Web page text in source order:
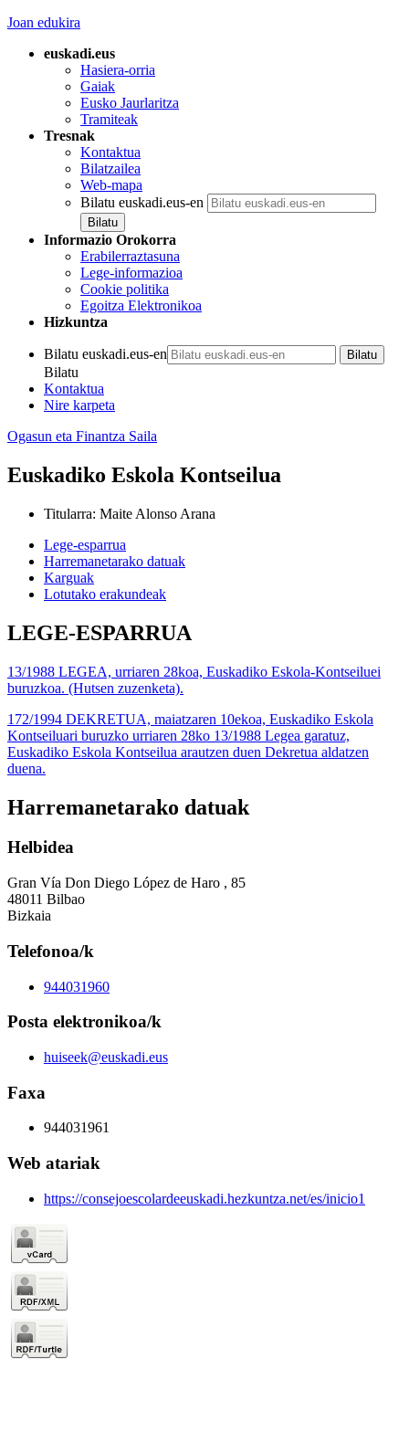
Joan edukira
euskadi.eus
Hasiera-orria
Gaiak
Eusko Jaurlaritza
Tramiteak
Tresnak
Kontaktua
Bilatzailea
Web-mapa
Bilatu euskadi.eus-en
Informazio Orokorra
Erabilerraztasuna
Lege-informazioa
Cookie politika
Egoitza Elektronikoa
Hizkuntza
Bilatu euskadi.eus-en
Bilatu
Kontaktua
Nire karpeta
Ogasun eta Finantza Saila
Euskadiko Eskola Kontseilua
Titularra: Maite Alonso Arana
Lege-esparrua
Harremanetarako datuak
Karguak
Lotutako erakundeak
LEGE-ESPARRUA
13/1988 LEGEA, urriaren 28koa, Euskadiko Eskola-Kontseiluei
buruzkoa. (Hutsen zuzenketa).
172/1994 DEKRETUA, maiatzaren 10ekoa, Euskadiko Eskola
Kontseiluari buruzko urriaren 28ko 13/1988 Legea garatuz,
Euskadiko Eskola Kontseilua arautzen duen Dekretua aldatzen
duena.
Harremanetarako datuak
Helbidea
Gran Vía Don Diego López de Haro , 85
48011 Bilbao
Bizkaia
Telefonoa/k
944031960
Posta elektronikoa/k
huiseek@euskadi.eus
Faxa
944031961
Web atariak
https://consejoescolardeeuskadi.hezkuntza.net/es/inicio1